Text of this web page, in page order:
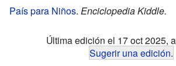
País para Niños. Enciclopedia Kiddle.
Última edición el 17 oct 2025,
Sugerir una edición.